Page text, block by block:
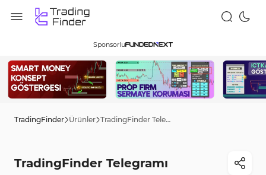
Sponsorlu
TradingFinder Ürünler TradingFinder Telegramı
TradingFinder Telegramı